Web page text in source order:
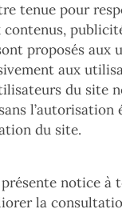
tenue pour
proposés aux
aux
du site
l’autorisation
du site.
notice
la